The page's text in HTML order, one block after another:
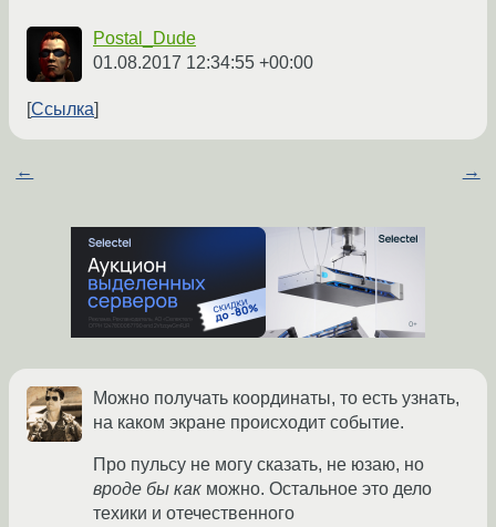
Postal_Dude
01.08.2017 12:34:55 +00:00
Ссылка
← →
Можно получать координаты, то есть узнать,
на каком экране происходит событие.
Про пульсу не могу сказать, не юзаю, но
вроде бы как можно. Остальное это дело
техики и отечественного